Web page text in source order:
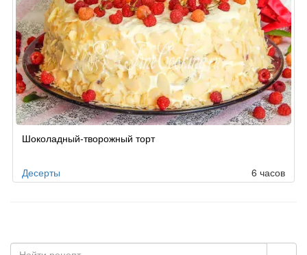
Шоколадный-творожный торт
Десерты 6 часов